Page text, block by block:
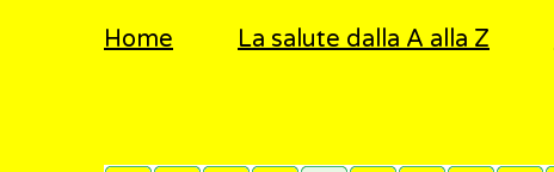
Home La salute dalla A alla Z